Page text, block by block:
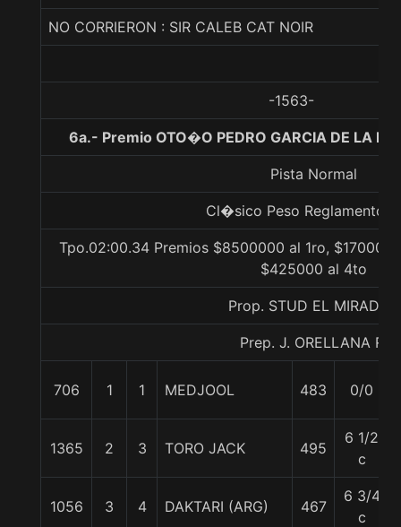
NO CORRIERON : SIR CALEB CAT NOIR
-1563-
6a.- Premio OTO�O PEDRO GARCIA DE LA
Pista Normal
Cl�sico Peso Reglamento
Tpo.02:00.34 Premios $8500000 al 1ro,
$425000 al 4to
Prop. STUD EL MIRADOR
Prep. J. ORELLANA R.
706 1 1 MEDJOOL 483 0/0
1365 2 3 TORO JACK 495
6 1/2
c
1056 3 4 DAKTARI (ARG) 467
6 3/4
c